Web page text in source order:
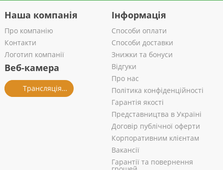
Наша компанія
Про компанію
Контакти
Логотип компанії
Веб-камера
Трансляція із салону
Інформація
Способи оплати
Способи доставки
Знижки та бонуси
Відгуки
Про нас
Політика конфіденційності
Гарантія якості
Представництва в Україні
Договір публічної оферти
Корпоративним клієнтам
Вакансії
Гарантії та повернення